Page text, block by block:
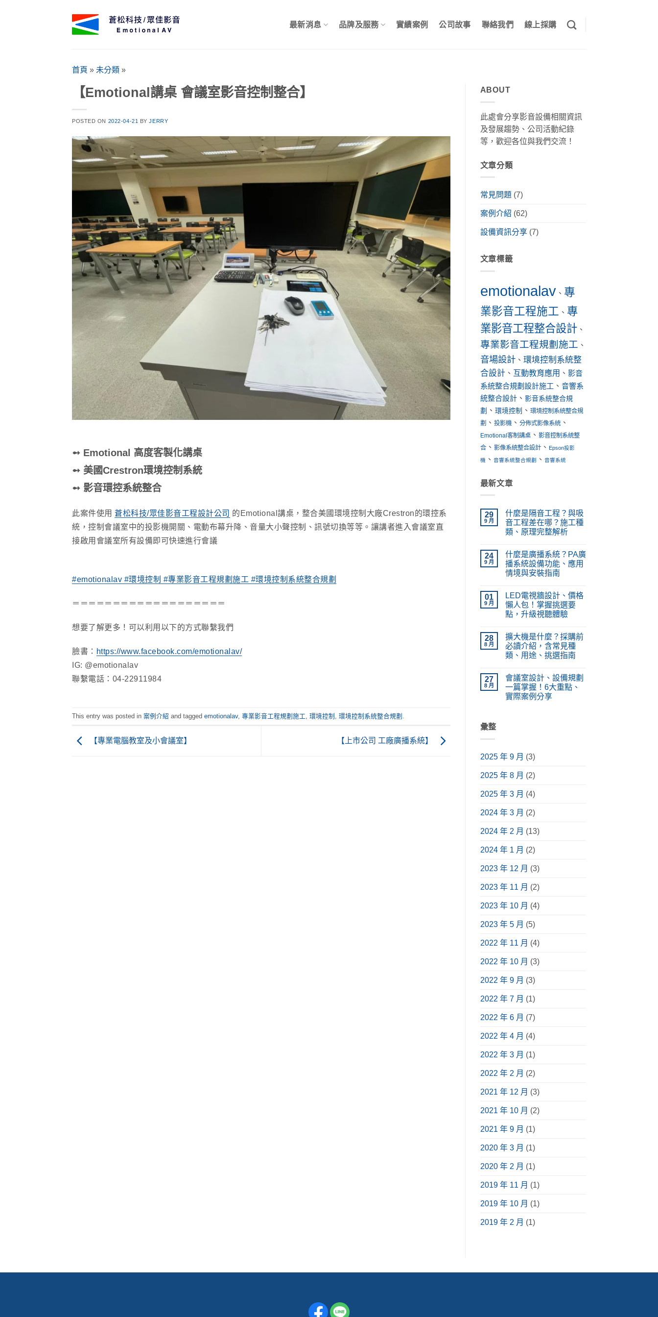
最新消息 品牌及服務 實績案例 公司故事 聯絡我們 線上採購
首頁 » 未分類 »
【Emotional講桌 會議室影音控制整合】
POSTED ON 2022-04-21 BYJERRY
➻ Emotional 高度客製化講桌
➻ 美國Crestron環境控制系統
➻ 影音環控系統整合
此案件使用 蒼松科技/眾佳影音工程設計公司 的Emotional講桌，整合美國環境控制大廠Crestron的環控系
統，控制會議室中的投影機開關、電動布幕升降、音量大小聲控制、訊號切換等等。讓講者進入會議室直
接啟用會議室所有設備即可快速進行會議
#emotionalav #環境控制 #專業影音工程規劃施工 #環境控制系統整合規劃
＝＝＝＝＝＝＝＝＝＝＝＝＝＝＝＝＝＝＝
想要了解更多！可以利用以下的方式聯繫我們
臉書： https://www.facebook.com/emotionalav/
IG: @emotionalav
聯繫電話：04-22911984
This entry was posted in 案例介紹 and tagged emotionalav, 專業影音工程規劃施工 環境控制 環境控制系統整合規劃
【專業電腦教室及小會議室】 【上市公司 工廠廣播系統】
ABOUT
此處會分享影音設備相關資訊
及發展趨勢、公司活動紀錄
等，歡迎各位與我們交流！
文章分類
常見問題 (7)
案例介紹 (62)
設備資訊分享(7)
文章標籤
emotionalav 、 專
業影音工程施工 、 專
業影音工程整合設計、
專業影音工程規劃施工 、
音場設計、 環境控制系統整
合設計、 互動教育應用 、 影音
系統整合規劃設計施工 、 音響系
統整合設計、 影音系統整合規
劃 、 環境控制 、 環境控制系統整合規
劃、 投影機、 分佈式影像系統、
Emotional客制講桌、 影音控制系統整
合、 影像系統整合設計、 Epson投影
機 、 音響系統整合規劃 、 音響系統
最新文章
29
9 月
什麼是隔音工程？與吸
音工程差在哪？施工種
類、原理完整解析
麼
是
隔
音
與
吸
音
工
程
哪？
施
工
種
理
完
整
解
析〉
留
言
24
9 月
什麼是廣播系統？PA廣
播系統設備功能、應用
情境與安裝指南
是
廣
播
PA
廣
播
系
統
功
能、
用
言
01
9 月
LED電視牆設計、價格
懶人包！掌握挑選要
點，升級視聽體驗
電
視
牆
設
格
懶
人
包！
掌
聽
中
留
言
28
8 月
擴大機是什麼？採購前
必讀介紹，含常見種
類、用途、挑選指南
大
什
含
常
種
類、
途、
挑
指
南〉
留
27
8 月
會議室設計、設備規劃
一篇掌握！6大重點、
實際案例分享
規
篇
6
點、
際
案
分
享〉
彙整
2025 年 9 月 (3)
2025 年 8 月 (2)
2025 年 3 月 (4)
2024 年 3 月 (2)
2024 年 2 月 (13)
2024 年 1 月 (2)
2023 年 12 月 (3)
2023 年 11 月 (2)
2023 年 10 月 (4)
2023 年 5 月 (5)
2022 年 11 月 (4)
2022 年 10 月 (3)
2022 年 9 月 (3)
2022 年 7 月 (1)
2022 年 6 月 (7)
2022 年 4 月 (4)
2022 年 3 月 (1)
2022 年 2 月 (2)
2021 年 12 月 (3)
2021 年 10 月 (2)
2021 年 9 月 (1)
2020 年 3 月 (1)
2020 年 2 月 (1)
2019 年 11 月 (1)
2019 年 10 月 (1)
2019 年 2 月 (1)